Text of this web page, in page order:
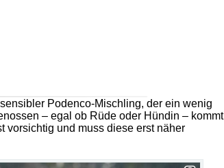
Podenco-Mischling, der ein wenig
– egal ob Rüde oder Hündin – kommt
vorsichtig und muss diese erst näher